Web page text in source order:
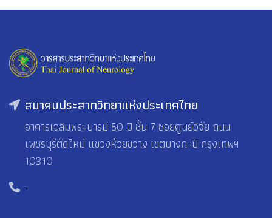
สมาคมประสาทวิทยาแห่งประเทศไทย
อาคารเฉลิมพระบารมี 50 ปี ชั้น 7 ซอยศูนย์วิจัย ถนน
เพชรบุรีตัดใหม่ แขวงห้วยขวาง เขตบางกะปิ กรุงเทพฯ
10310
-